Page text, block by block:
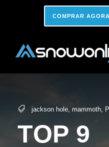
COMPRAR AGORA
jackson hole, mammoth,
TOP 9